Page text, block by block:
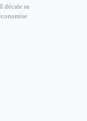
Il décale sa